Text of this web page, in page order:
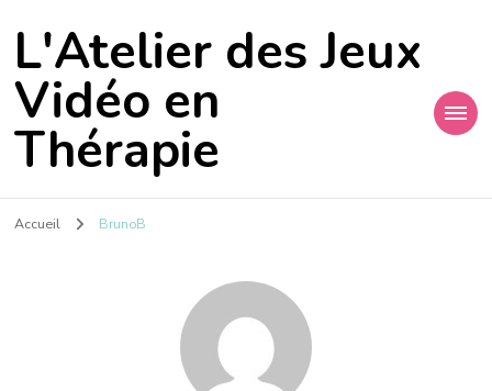
L'Atelier des Jeux
Vidéo en
Thérapie
Accueil BrunoB